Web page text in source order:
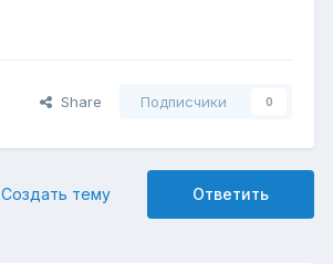
Share Подписчики 0
Ответить
Создать тему